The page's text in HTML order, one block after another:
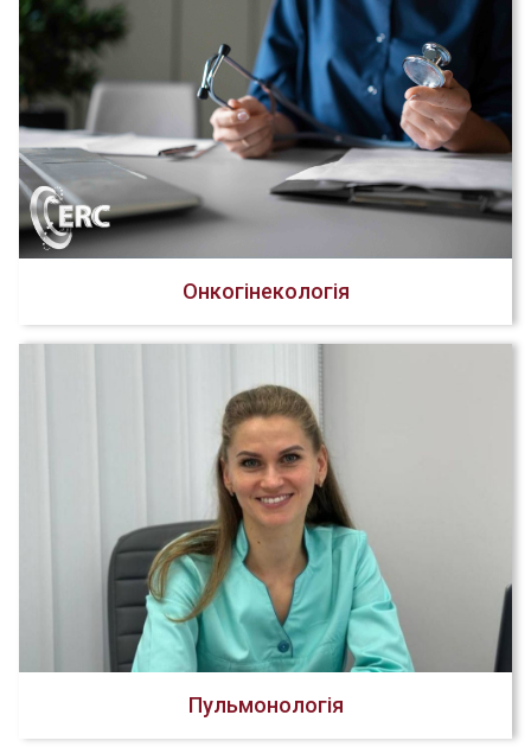
Онкогінекологія
Пульмонологія